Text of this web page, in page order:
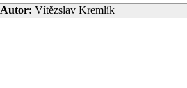
Autor: Vítězslav Kremlík